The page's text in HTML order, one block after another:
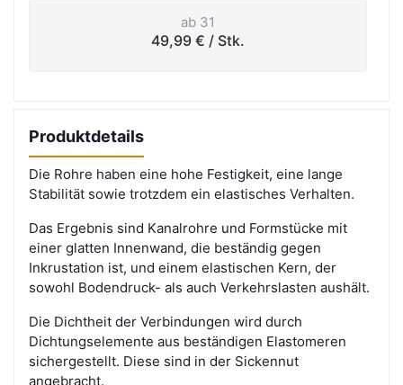
ab 31
49,99 € / Stk.
Produktdetails
Die Rohre haben eine hohe Festigkeit, eine lange
Stabilität sowie trotzdem ein elastisches Verhalten.
Das Ergebnis sind Kanalrohre und Formstücke mit
einer glatten Innenwand, die beständig gegen
Inkrustation ist, und einem elastischen Kern, der
sowohl Bodendruck- als auch Verkehrslasten aushält.
Die Dichtheit der Verbindungen wird durch
Dichtungselemente aus beständigen Elastomeren
sichergestellt. Diese sind in der Sickennut
angebracht.